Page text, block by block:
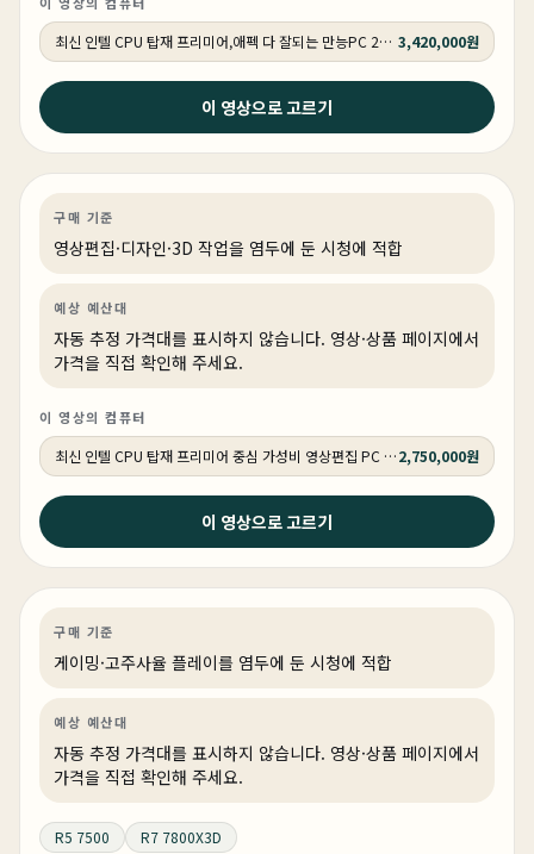
최신 인텔 CPU 탑재 프리미어,애펙 다 잘되는 만능PC 270K RTX 5060 Ti 16GB 추천PC VY114 3,420,000원
이 영상으로 고르기
영상편집·디자인
2026년 4월 17일
돈 많이 쓰지 마세요 ! 프리미어가 주라면 전문가분들도 딱
이렇게 사면 됩니다.
구매 기준
영상편집·디자인·3D 작업을 염두에 둔 시청에 적합
예상 예산대
자동 추정 가격대를 표시하지 않습니다. 영상·상품 페이지에서
가격을 직접 확인해 주세요.
이 영상의 컴퓨터
최신 인텔 CPU 탑재 프리미어 중심 가성비 영상편집 PC 250K RTX 5060 추천PC VY1132,750,000원
이 영상으로 고르기
2026년 4월 15일
7500X3D 9700X 그런데 7800X3D까지... (가성비 최고
의 QHD 컴퓨터 견적/ 붉은사막 추천)
구매 기준
게이밍·고주사율 플레이를 염두에 둔 시청에 적합
예상 예산대
자동 추정 가격대를 표시하지 않습니다. 영상·상품 페이지에서
가격을 직접 확인해 주세요.
R5 7500 R7 7800X3D